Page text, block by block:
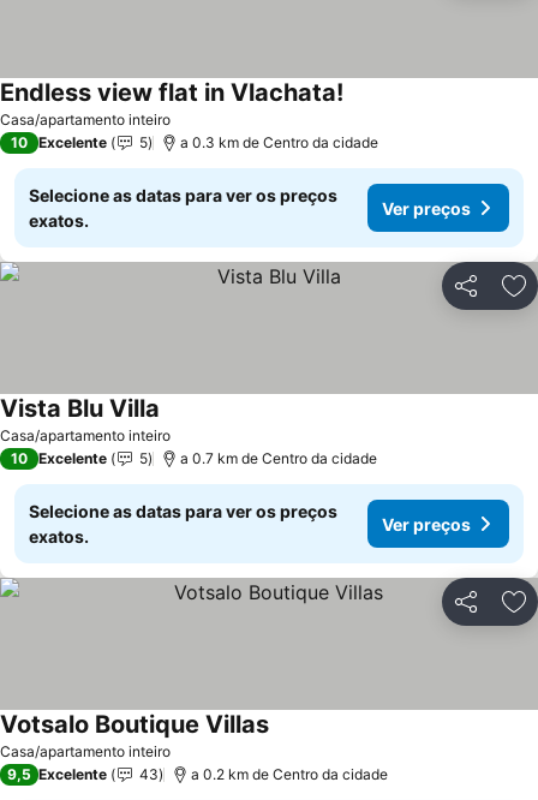
Casa/apartamento inteiro
Endless view flat in Vlachata!
10 Excelente 5 a 0.3 km de Centro da cidade
Selecione as datas para ver os preços
exatos.
Ver preços
Partilhar
Casa/apartamento inteiro
Vista Blu Villa
10 Excelente 5 a 0.7 km de Centro da cidade
Selecione as datas para ver os preços
exatos.
Ver preços
Partilhar
Casa/apartamento inteiro
Votsalo Boutique Villas
9,5 Excelente 43 a 0.2 km de Centro da cidade